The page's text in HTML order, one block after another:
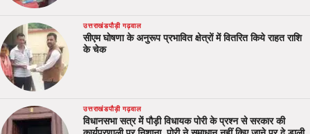
उत्तराखंडपौड़ी गढ़वाल
सीएम घोषणा के अनुरूप प्रभावित क्षेत्रों में वितरित किये राहत राशि
के चेक
उत्तराखंडपौड़ी गढ़वाल
विधानसभा सत्र में पौड़ी विधायक पोरी के प्रश्न से सरकार की